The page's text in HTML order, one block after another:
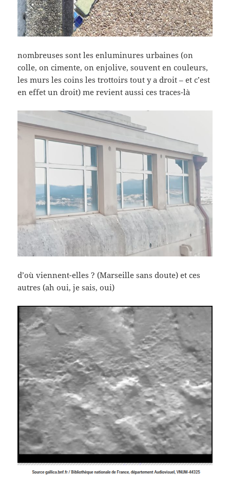
nombreuses sont les enluminures urbaines (on
colle, on cimente, on enjolive, souvent en couleurs,
les murs les coins les trottoirs tout y a droit – et c’est
en effet un droit) me revient aussi ces traces-là
d’où viennent-elles ? (Marseille sans doute) et ces
autres (ah oui, je sais, oui)